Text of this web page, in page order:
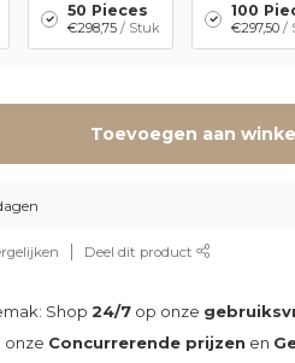
50 Pieces
€298,75 / Stuk
100
€297,50 /
Toevoegen aan
Deel dit product
Shop24/7 op onze
onze Concurrerende prijzen en